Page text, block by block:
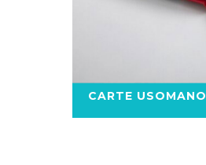
CARTE USOMANO